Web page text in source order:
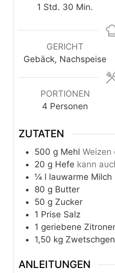
1 Stunde
Std. 30 Minuten
Min.
GERICHT
Gebäck, Nachspeise
PORTIONEN
4 Personen
ZUTATEN
500 g Mehl Weizen
20 g Hefe kann
¼ l lauwarme Milch
80 g Butter
50 g Zucker
1 Prise Salz
1 geriebene
1,50 kg Zwetschgen
ANLEITUNGEN